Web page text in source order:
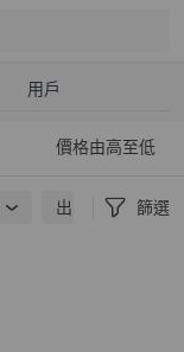
用戶
價格由高至低
出貨地點 篩選